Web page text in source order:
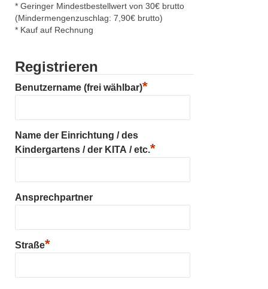
* Geringer Mindestbestellwert von 30€ brutto
(Mindermengenzuschlag: 7,90€ brutto)
* Kauf auf Rechnung
Registrieren
Benutzername (frei wählbar)*
Name der Einrichtung / des
Kindergartens / der KITA / etc.*
Ansprechpartner
Straße*